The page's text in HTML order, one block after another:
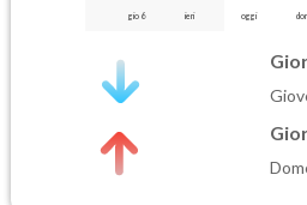
gio 6 ieri oggi